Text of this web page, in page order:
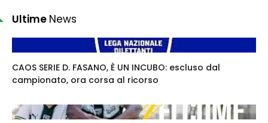
Ultime News
CAOS SERIE D. FASANO, È UN INCUBO: escluso dal
campionato, ora corsa al ricorso